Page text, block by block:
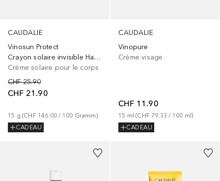
CAUDALIE
Vinosun Protect
Crayon solaire invisible Haute protection SPF50
Crème solaire pour le corps
CHF 25.90
CHF 21.90
15 g (CHF 146.00 / 100 Gramm)
CADEAU
CAUDALIE
Vinopure
Crème visage
CHF 11.90
15 ml (CHF 79.33 / 100 ml)
CADEAU